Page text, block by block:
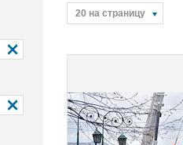
20 на страницу